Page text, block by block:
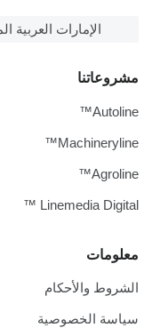
الإمارات العربية
معلومات
الشروط والأحكام
سياسة الخصوصية
مشروعاتنا
Autoline™
Machineryline™
Agroline™
Linemedia Digital ™